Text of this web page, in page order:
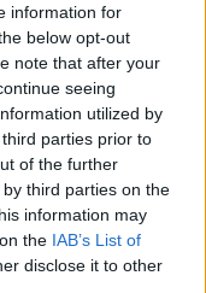
information for
below opt-out
note that after your
seeing
utilized by
parties prior to
of the further
third parties on the
information may
the IAB’s List of
disclose it to other